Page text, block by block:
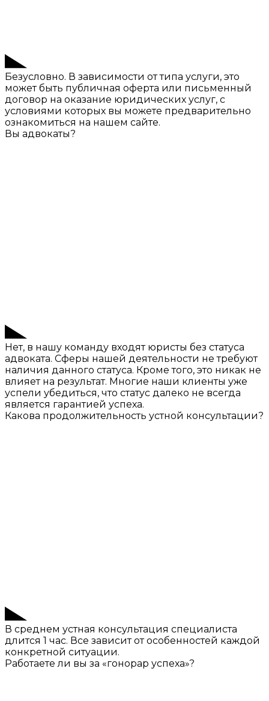
Безусловно. В зависимости от типа услуги, это
может быть публичная оферта или письменный
договор на оказание юридических услуг, с
условиями которых вы можете предварительно
ознакомиться на нашем сайте.
Вы адвокаты?
Нет, в нашу команду входят юристы без статуса
адвоката. Сферы нашей деятельности не требуют
наличия данного статуса. Кроме того, это никак не
влияет на результат. Многие наши клиенты уже
успели убедиться, что статус далеко не всегда
является гарантией успеха.
Какова продолжительность устной консультации?
В среднем устная консультация специалиста
длится 1 час. Все зависит от особенностей каждой
конкретной ситуации.
Работаете ли вы за «гонорар успеха»?